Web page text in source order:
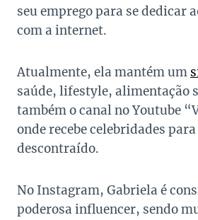
seu emprego para se dedicar
com a internet.
Atualmente, ela mantém um
saúde, lifestyle, alimentação
também o canal no Youtube
onde recebe celebridades
descontraído.
No Instagram, Gabriela é
poderosa influencer, sendo